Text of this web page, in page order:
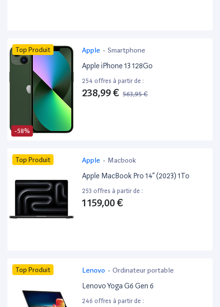
-58%
Top Produit Apple - Smartphone
Apple iPhone 13 128Go
254 offres à partir de :
238,99 € 563,95 €
Top Produit Apple - Macbook
Apple MacBook Pro 14” (2023) 1To
253 offres à partir de :
1 159,00 €
Top Produit Lenovo - Ordinateur portable
Lenovo Yoga G6 Gen 6
246 offres à partir de :